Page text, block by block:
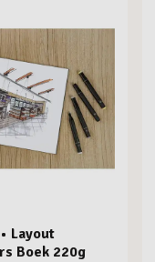
Layout
Boek 220g